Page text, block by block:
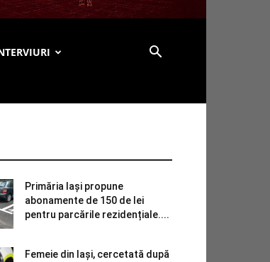
Primăria Iași propune
abonamente de 150 de lei
pentru parcările rezidențiale....
Femeie din Iași, cercetată după